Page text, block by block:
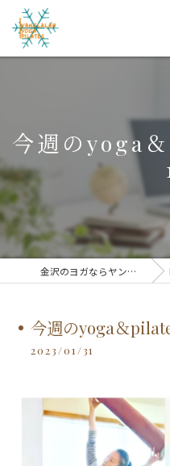
今週のyoga
金沢のヨガならヤンララ
今週のyoga＆
2023/01/31